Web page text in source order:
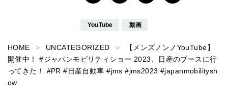
YouTube 動画
HOME UNCATEGORIZED
【メンズノンノYouTube】
開催中！ #ジャパンモビリティショー 2023、日産のブースに行
ってきた！ #PR #日産自動車 #jms #jms2023 #japanmobilitysh
ow